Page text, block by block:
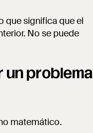
que significa que el
No se puede
un problema
matemático.